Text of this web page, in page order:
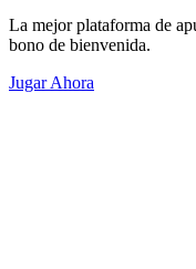
La mejor plataforma de
bono de bienvenida.
Jugar Ahora